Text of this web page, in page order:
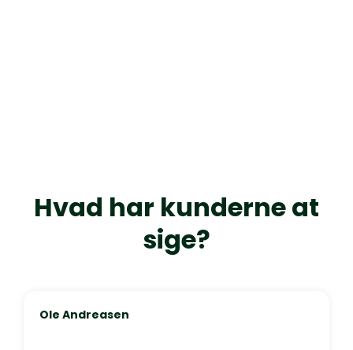
Hvad har kunderne at
sige?
Ole Andreasen